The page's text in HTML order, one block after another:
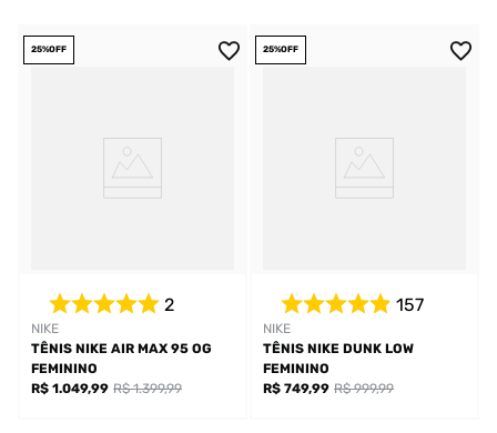
25%OFF
NIKE
2
TÊNIS NIKE AIR MAX 95 OG
FEMININO
R$ 1.049,99 R$ 1.399,99
25%OFF
NIKE
157
TÊNIS NIKE DUNK LOW
FEMININO
R$ 749,99 R$ 999,99